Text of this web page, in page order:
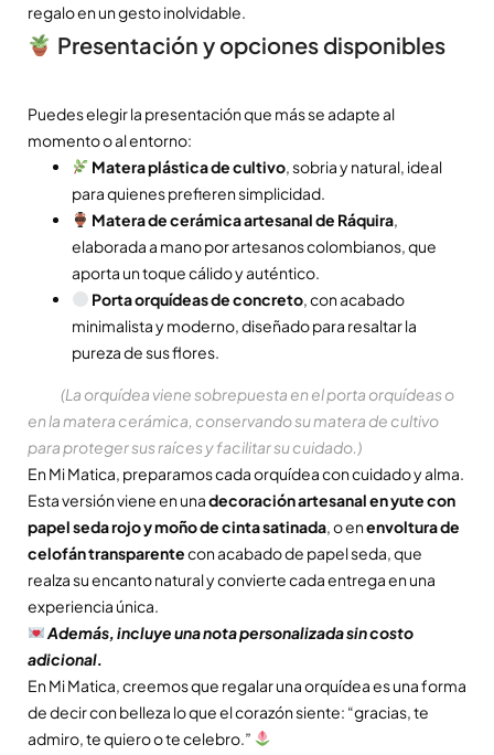
regalo en un gesto inolvidable.
Presentación y opciones disponibles
Puedes elegir la presentación que más se adapte al
momento o al entorno:
Matera plástica de cultivo, sobria y natural, ideal
para quienes prefieren simplicidad.
Matera de cerámica artesanal de Ráquira,
elaborada a mano por artesanos colombianos, que
aporta un toque cálido y auténtico.
Porta orquídeas de concreto, con acabado
minimalista y moderno, diseñado para resaltar la
pureza de sus flores.
(La orquídea viene sobrepuesta en el porta orquídeas o
en la matera cerámica, conservando su matera de cultivo
para proteger sus raíces y facilitar su cuidado.)
En Mi Matica, preparamos cada orquídea con cuidado y alma.
Esta versión viene en unadecoración artesanal en yute con
papel seda rojo y moño de cinta satinada , o enenvoltura de
celofán transparentecon acabado de papel seda, que
realza su encanto natural y convierte cada entrega en una
experiencia única.
Además, incluye una nota personalizada sin costo
adicional.
En Mi Matica, creemos que regalar una orquídea es una forma
de decir con belleza lo que el corazón siente: “gracias, te
admiro, te quiero o te celebro.”